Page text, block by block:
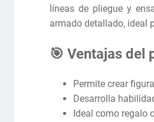
líneas de pliegue y
armado detallado, ideal
🎯 Ventajas del
Permite crear
Desarrolla
Ideal como regalo